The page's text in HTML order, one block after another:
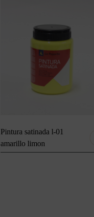
Pintura satinada l-01
amarillo limon